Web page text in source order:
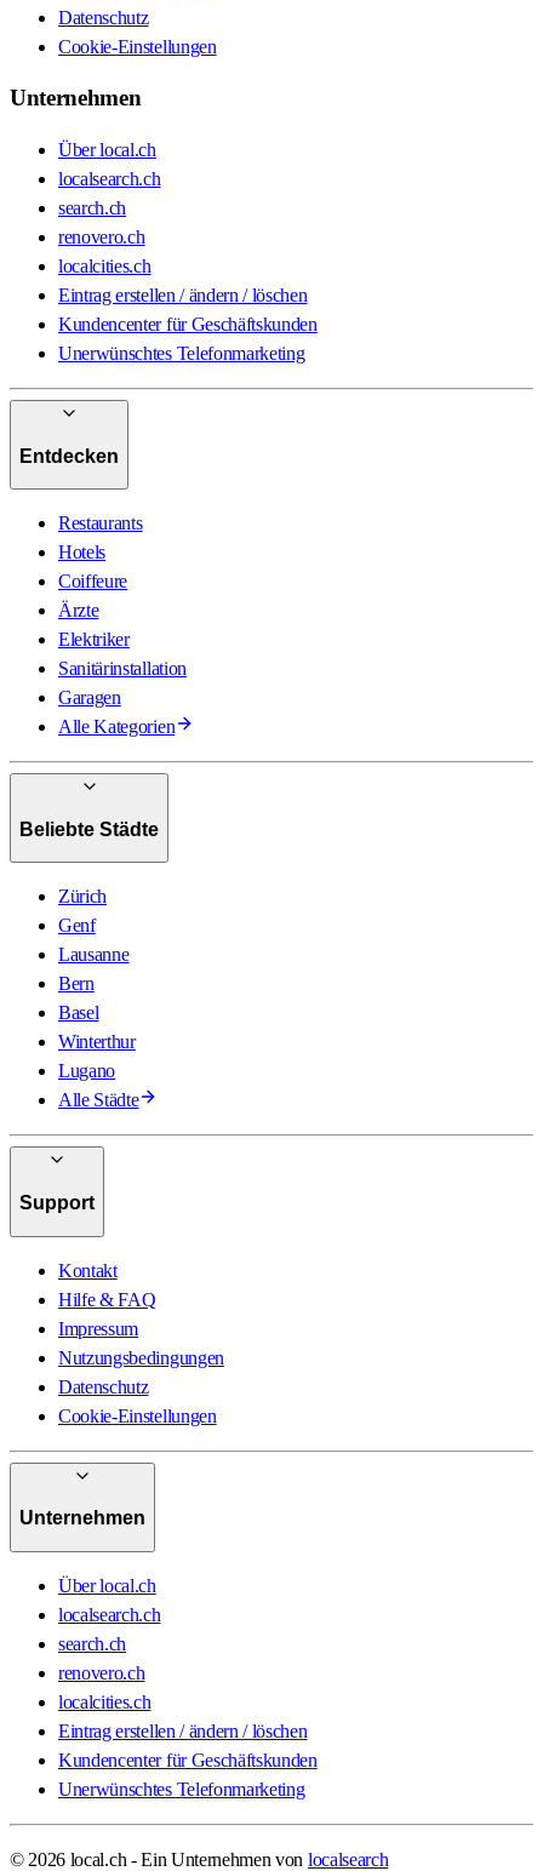
Datenschutz
Cookie-Einstellungen
Unternehmen
Über local.ch
localsearch.ch
search.ch
renovero.ch
localcities.ch
Eintrag erstellen / ändern / löschen
Kundencenter für Geschäftskunden
Unerwünschtes Telefonmarketing
Entdecken
Restaurants
Hotels
Coiffeure
Ärzte
Elektriker
Sanitärinstallation
Garagen
Alle Kategorien
Beliebte Städte
Zürich
Genf
Lausanne
Bern
Basel
Winterthur
Lugano
Alle Städte
Support
Kontakt
Hilfe & FAQ
Impressum
Nutzungsbedingungen
Datenschutz
Cookie-Einstellungen
Unternehmen
Über local.ch
localsearch.ch
search.ch
renovero.ch
localcities.ch
Eintrag erstellen / ändern / löschen
Kundencenter für Geschäftskunden
Unerwünschtes Telefonmarketing
© 2026 local.ch - Ein Unternehmen von localsearch